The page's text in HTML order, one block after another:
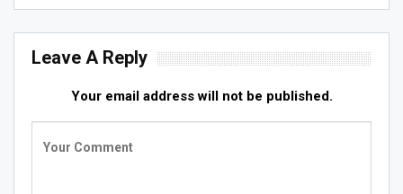
Leave A Reply
Your email address will not be published.